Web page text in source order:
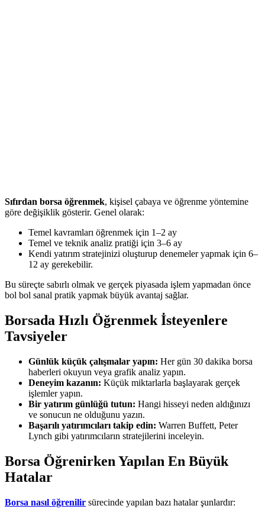
Sıfırdan borsa öğrenmek, kişisel çabaya ve öğrenme yöntemine
göre değişiklik gösterir. Genel olarak:
Temel kavramları öğrenmek için 1–2 ay
Temel ve teknik analiz pratiği için 3–6 ay
Kendi yatırım stratejinizi oluşturup denemeler yapmak için 6–
12 ay gerekebilir.
Bu süreçte sabırlı olmak ve gerçek piyasada işlem yapmadan önce
bol bol sanal pratik yapmak büyük avantaj sağlar.
Borsada Hızlı Öğrenmek İsteyenlere
Tavsiyeler
Günlük küçük çalışmalar yapın: Her gün 30 dakika borsa
haberleri okuyun veya grafik analiz yapın.
Deneyim kazanın: Küçük miktarlarla başlayarak gerçek
işlemler yapın.
Bir yatırım günlüğü tutun: Hangi hisseyi neden aldığınızı
ve sonucun ne olduğunu yazın.
Başarılı yatırımcıları takip edin: Warren Buffett, Peter
Lynch gibi yatırımcıların stratejilerini inceleyin.
Borsa Öğrenirken Yapılan En Büyük
Hatalar
Borsa nasıl öğrenilir sürecinde yapılan bazı hatalar şunlardır: